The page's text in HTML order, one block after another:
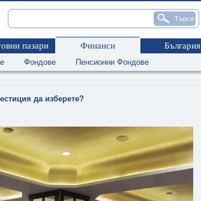
пазари Финанси България
Фондове Пенсионни Фондове
да изберете?